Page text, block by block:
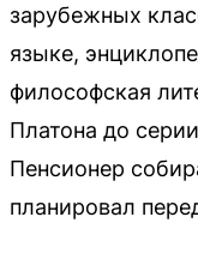
зарубежных
языке,
философская
Платона до
Пенсионер
планировал